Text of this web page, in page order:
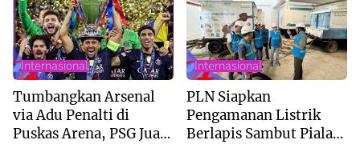
Internasional
Tumbangkan Arsenal
via Adu Penalti di
Puskas Arena, PSG Juara
Internasional
PLN Siapkan
Pengamanan Listrik
Berlapis Sambut Piala